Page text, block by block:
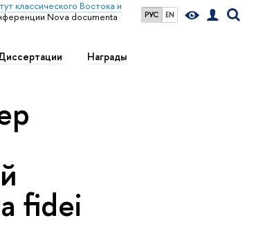
РУС EN
классического Востока и
Nova documenta
Награды
fidei